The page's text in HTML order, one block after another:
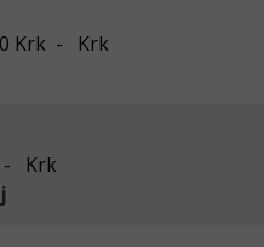
Krk - Krk
- Krk